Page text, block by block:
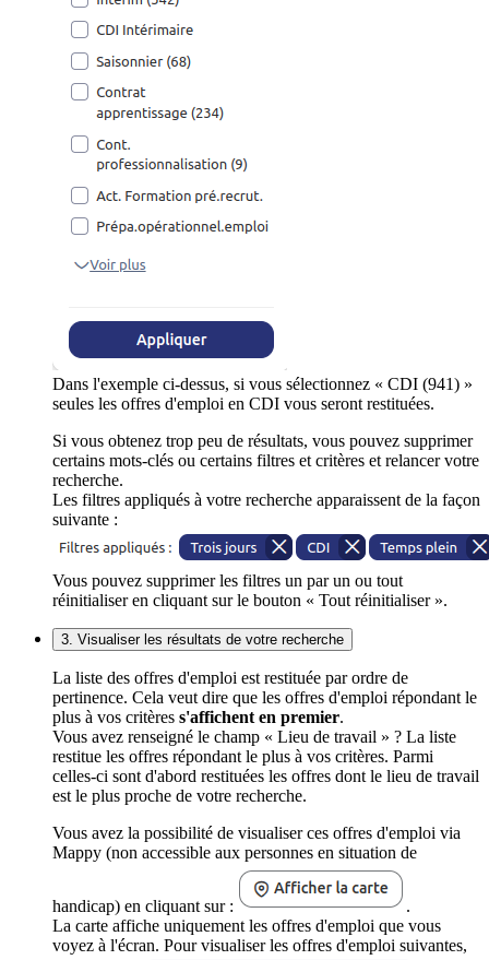
Dans l'exemple ci-dessus, si vous sélectionnez « CDI (941) »
seules les offres d'emploi en CDI vous seront restituées.
Si vous obtenez trop peu de résultats, vous pouvez supprimer
certains mots-clés ou certains filtres et critères et relancer votre
recherche.
Les filtres appliqués à votre recherche apparaissent de la façon
suivante :
Vous pouvez supprimer les filtres un par un ou tout
réinitialiser en cliquant sur le bouton « Tout réinitialiser ».
3. Visualiser les résultats de votre recherche
La liste des offres d'emploi est restituée par ordre de
pertinence. Cela veut dire que les offres d'emploi répondant le
plus à vos critères s'affichent en premier.
Vous avez renseigné le champ « Lieu de travail » ? La liste
restitue les offres répondant le plus à vos critères. Parmi
celles-ci sont d'abord restituées les offres dont le lieu de travail
est le plus proche de votre recherche.
Vous avez la possibilité de visualiser ces offres d'emploi via
Mappy (non accessible aux personnes en situation de
handicap) en cliquant sur :
.
La carte affiche uniquement les offres d'emploi que vous
voyez à l'écran. Pour visualiser les offres d'emploi suivantes,